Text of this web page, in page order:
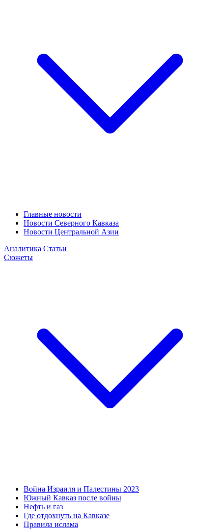
Главные новости
Новости Северного Кавказа
Новости Центральной Азии
Аналитика Статьи
Сюжеты
Война Израиля и Палестины 2023
Южный Кавказ после войны
Нефть и газ
Где отдохнуть на Кавказе
Правила ислама